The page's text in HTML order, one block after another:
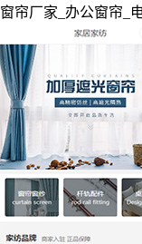
窗帘厂家_办公窗帘_